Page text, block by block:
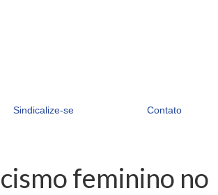
Sindicalize-se Contato
feminino no